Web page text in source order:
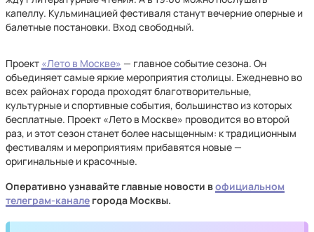
капеллу. Кульминацией фестиваля станут вечерние оперные и
балетные постановки. Вход свободный.
Проект «Лето в Москве» — главное событие сезона. Он
объединяет самые яркие мероприятия столицы. Ежедневно во
всех районах города проходят благотворительные,
культурные и спортивные события, большинство из которых
бесплатные. Проект «Лето в Москве» проводится во второй
раз, и этот сезон станет более насыщенным: к традиционным
фестивалям и мероприятиям прибавятся новые —
оригинальные и красочные.
Оперативно узнавайте главные новости вофициальном
телеграм-канале города Москвы.